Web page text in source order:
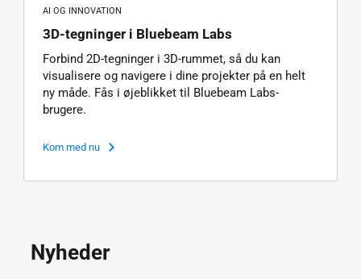
AI OG INNOVATION
3D-tegninger i Bluebeam Labs
Forbind 2D-tegninger i 3D-rummet, så du kan
visualisere og navigere i dine projekter på en helt
ny måde. Fås i øjeblikket til Bluebeam Labs-
brugere.
Kom med nu
Nyheder